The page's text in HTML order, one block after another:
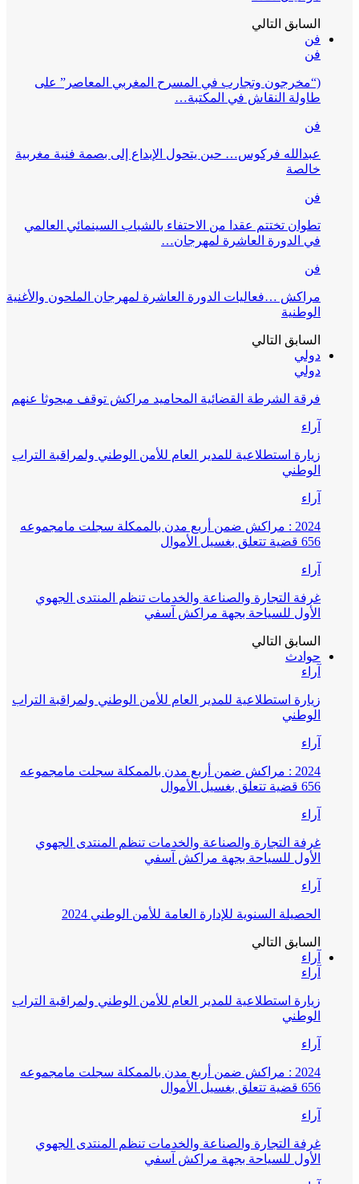
السابق التالي
فن
فن
(“مخرجون وتجارب في المسرح المغربي المعاصر” على
طاولة النقاش في المكتبة…
فن
عبدالله فركوس… حين يتحول الإبداع إلى بصمة فنية مغربية
خالصة
فن
تطوان تختتم عقدا من الاحتفاء بالشباب السينمائي العالمي
في الدورة العاشرة لمهرجان…
فن
مراكش …فعاليات الدورة العاشرة لمهرجان الملحون والأغنية
الوطنية
السابق التالي
دولي
دولي
فرقة الشرطة القضائية المحاميد مراكش توقف مبحوثا عنهم
آراء
زيارة استطلاعية للمدير العام للأمن الوطني ولمراقبة التراب
الوطني
آراء
2024 : مراكش ضمن أربع مدن بالممكلة سجلت مامجموعه
656 قضية تتعلق بغسيل الأموال
آراء
غرفة التجارة والصناعة والخدمات تنظم المنتدى الجهوي
الأول للسياحة بجهة مراكش آسفي
السابق التالي
حوادث
آراء
زيارة استطلاعية للمدير العام للأمن الوطني ولمراقبة التراب
الوطني
آراء
2024 : مراكش ضمن أربع مدن بالممكلة سجلت مامجموعه
656 قضية تتعلق بغسيل الأموال
آراء
غرفة التجارة والصناعة والخدمات تنظم المنتدى الجهوي
الأول للسياحة بجهة مراكش آسفي
آراء
الحصيلة السنوية للإدارة العامة للأمن الوطني 2024
السابق التالي
آراء
آراء
زيارة استطلاعية للمدير العام للأمن الوطني ولمراقبة التراب
الوطني
آراء
2024 : مراكش ضمن أربع مدن بالممكلة سجلت مامجموعه
656 قضية تتعلق بغسيل الأموال
آراء
غرفة التجارة والصناعة والخدمات تنظم المنتدى الجهوي
الأول للسياحة بجهة مراكش آسفي